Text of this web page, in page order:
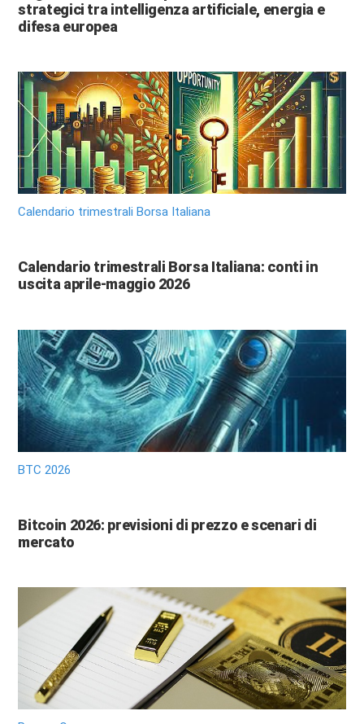
strategici tra intelligenza artificiale, energia e
difesa europea
Calendario trimestrali Borsa Italiana
Calendario trimestrali Borsa Italiana: conti in
uscita aprile-maggio 2026
BTC 2026
Bitcoin 2026: previsioni di prezzo e scenari di
mercato